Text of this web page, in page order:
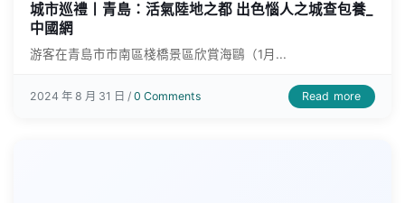
城市巡禮丨青島：活氣陸地之都 出色惱人之城查包養_
中國網
游客在青島市市南區棧橋景區欣賞海鷗（1月...
2024 年 8 月 31 日 /0 Comments Read more